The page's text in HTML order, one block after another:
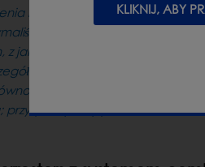
KLIKNIJ, ABY
maszyn, sprawdzenia
to, czego
z jakimi dotąd pracowaliśmy.
co było bardzo
z efektywności nowego
plan